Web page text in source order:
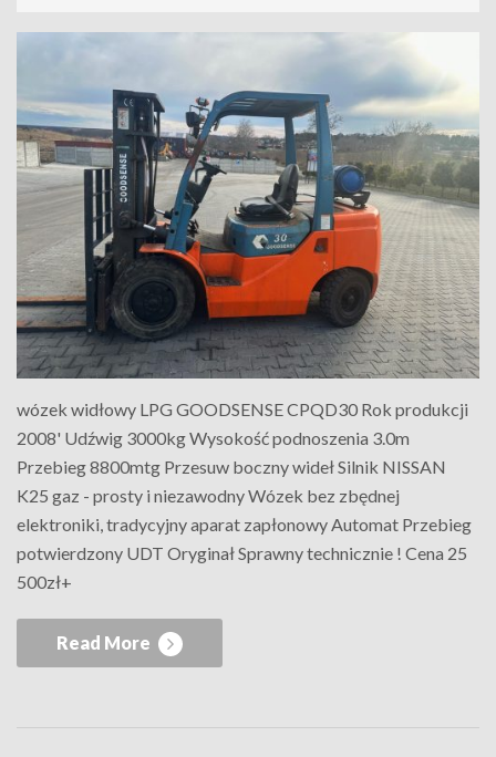
wózek widłowy LPG GOODSENSE CPQD30 Rok produkcji
2008' Udźwig 3000kg Wysokość podnoszenia 3.0m
Przebieg 8800mtg Przesuw boczny wideł Silnik NISSAN
K25 gaz - prosty i niezawodny Wózek bez zbędnej
elektroniki, tradycyjny aparat zapłonowy Automat Przebieg
potwierdzony UDT Oryginał Sprawny technicznie ! Cena 25
500zł+
Read More